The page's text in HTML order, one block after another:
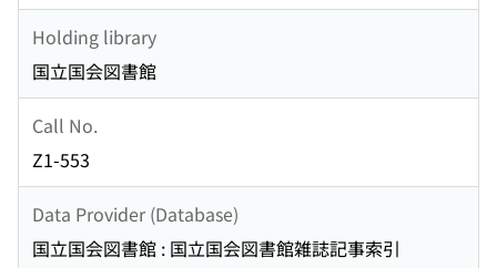
Holding library
国立国会図書館
Call No.
Z1-553
Data Provider (Database)
国立国会図書館 : 国立国会図書館雑誌記事索引